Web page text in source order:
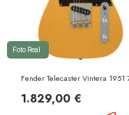
Fender Telecaster Vintera 1951
1.829,00 €
Foto Real